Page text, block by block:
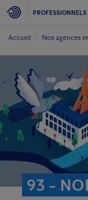
PROFESSIONNELS
Accueil Nos agences
93 -